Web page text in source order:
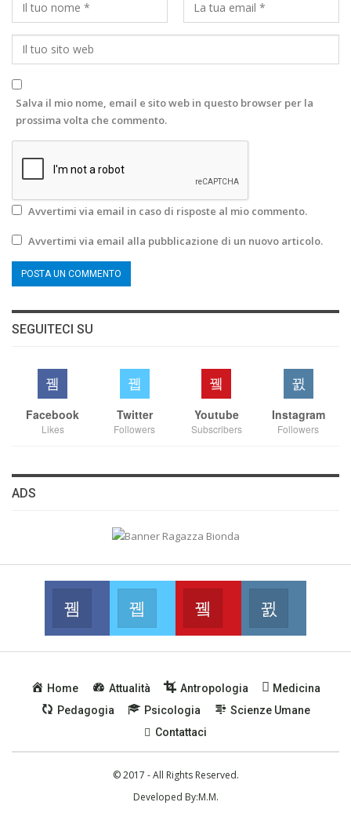
Salva il mio nome, email e sito web in questo browser per la
prossima volta che commento.
Avvertimi via email in caso di risposte al mio commento.
Avvertimi via email alla pubblicazione di un nuovo articolo.
SEGUITECI SU
Facebook
Likes
Twitter
Followers
Youtube
Subscribers
Instagram
Followers
ADS
Facebook
Join us on FacebookJoin us on Twitter
Youtube
Join us on Youtube
Home Attualità Antropologia
Medicina
Pedagogia
Psicologia
Scienze Umane
Contattaci
© 2017 - All Rights Reserved.
Developed By:M.M.